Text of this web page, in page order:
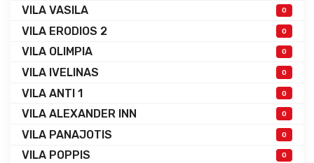
VILA VASILA 0
VILA ERODIOS 2 0
VILA OLIMPIA 0
VILA IVELINAS 0
VILA ANTI 1 0
VILA ALEXANDER INN 0
VILA PANAJOTIS 0
VILA POPPIS 0